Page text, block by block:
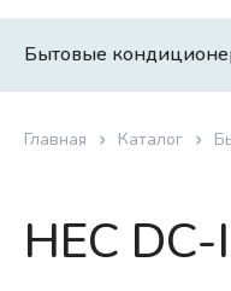
Бытовые
Каталог
системы
Главная Каталог
HEC